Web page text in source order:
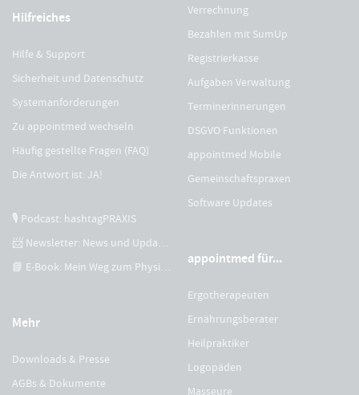
Hilfreiches
Hilfe & Support
Sicherheit und Datenschutz
Systemanforderungen
Zu appointmed wechseln
Häufig gestellte Fragen (FAQ)
Die Antwort ist: JA!
🎙 Podcast: hashtagPRAXIS
📨 Newsletter: News und Updates
📘 E-Book: Mein Weg zum Physiotherapeuten
Mehr
Downloads & Presse
AGBs & Dokumente
Verrechnung
Bezahlen mit SumUp
Registrierkasse
Aufgaben Verwaltung
Terminerinnerungen
DSGVO Funktionen
appointmed Mobile
Gemeinschaftspraxen
Software Updates
appointmed für...
Ergotherapeuten
Ernährungsberater
Heilpraktiker
Logopäden
Masseure